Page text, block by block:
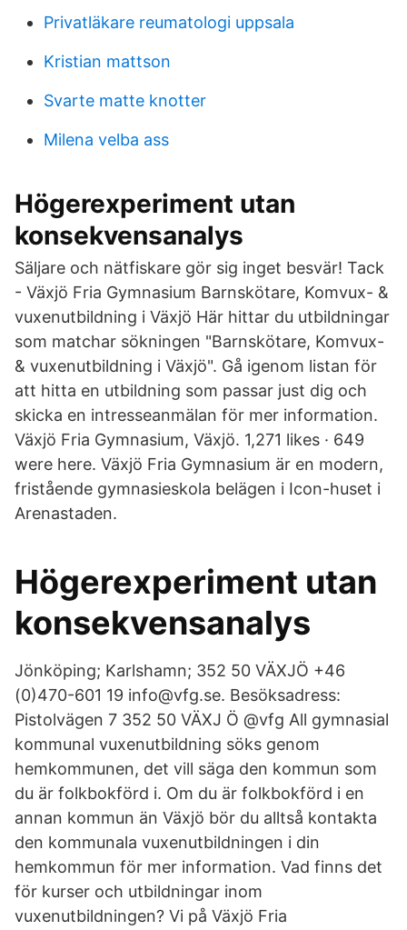
Privatläkare reumatologi uppsala
Kristian mattson
Svarte matte knotter
Milena velba ass
Högerexperiment utan
konsekvensanalys
Säljare och nätfiskare gör sig inget besvär! Tack
- Växjö Fria Gymnasium Barnskötare, Komvux- &
vuxenutbildning i Växjö Här hittar du utbildningar
som matchar sökningen "Barnskötare, Komvux-
& vuxenutbildning i Växjö". Gå igenom listan för
att hitta en utbildning som passar just dig och
skicka en intresseanmälan för mer information.
Växjö Fria Gymnasium, Växjö. 1,271 likes · 649
were here. Växjö Fria Gymnasium är en modern,
fristående gymnasieskola belägen i Icon-huset i
Arenastaden.
Högerexperiment utan
konsekvensanalys
Jönköping; Karlshamn; 352 50 VÄXJÖ +46
(0)470-601 19 info@vfg.se. Besöksadress:
Pistolvägen 7 352 50 VÄXJ Ö @vfg All gymnasial
kommunal vuxenutbildning söks genom
hemkommunen, det vill säga den kommun som
du är folkbokförd i. Om du är folkbokförd i en
annan kommun än Växjö bör du alltså kontakta
den kommunala vuxenutbildningen i din
hemkommun för mer information. Vad finns det
för kurser och utbildningar inom
vuxenutbildningen? Vi på Växjö Fria